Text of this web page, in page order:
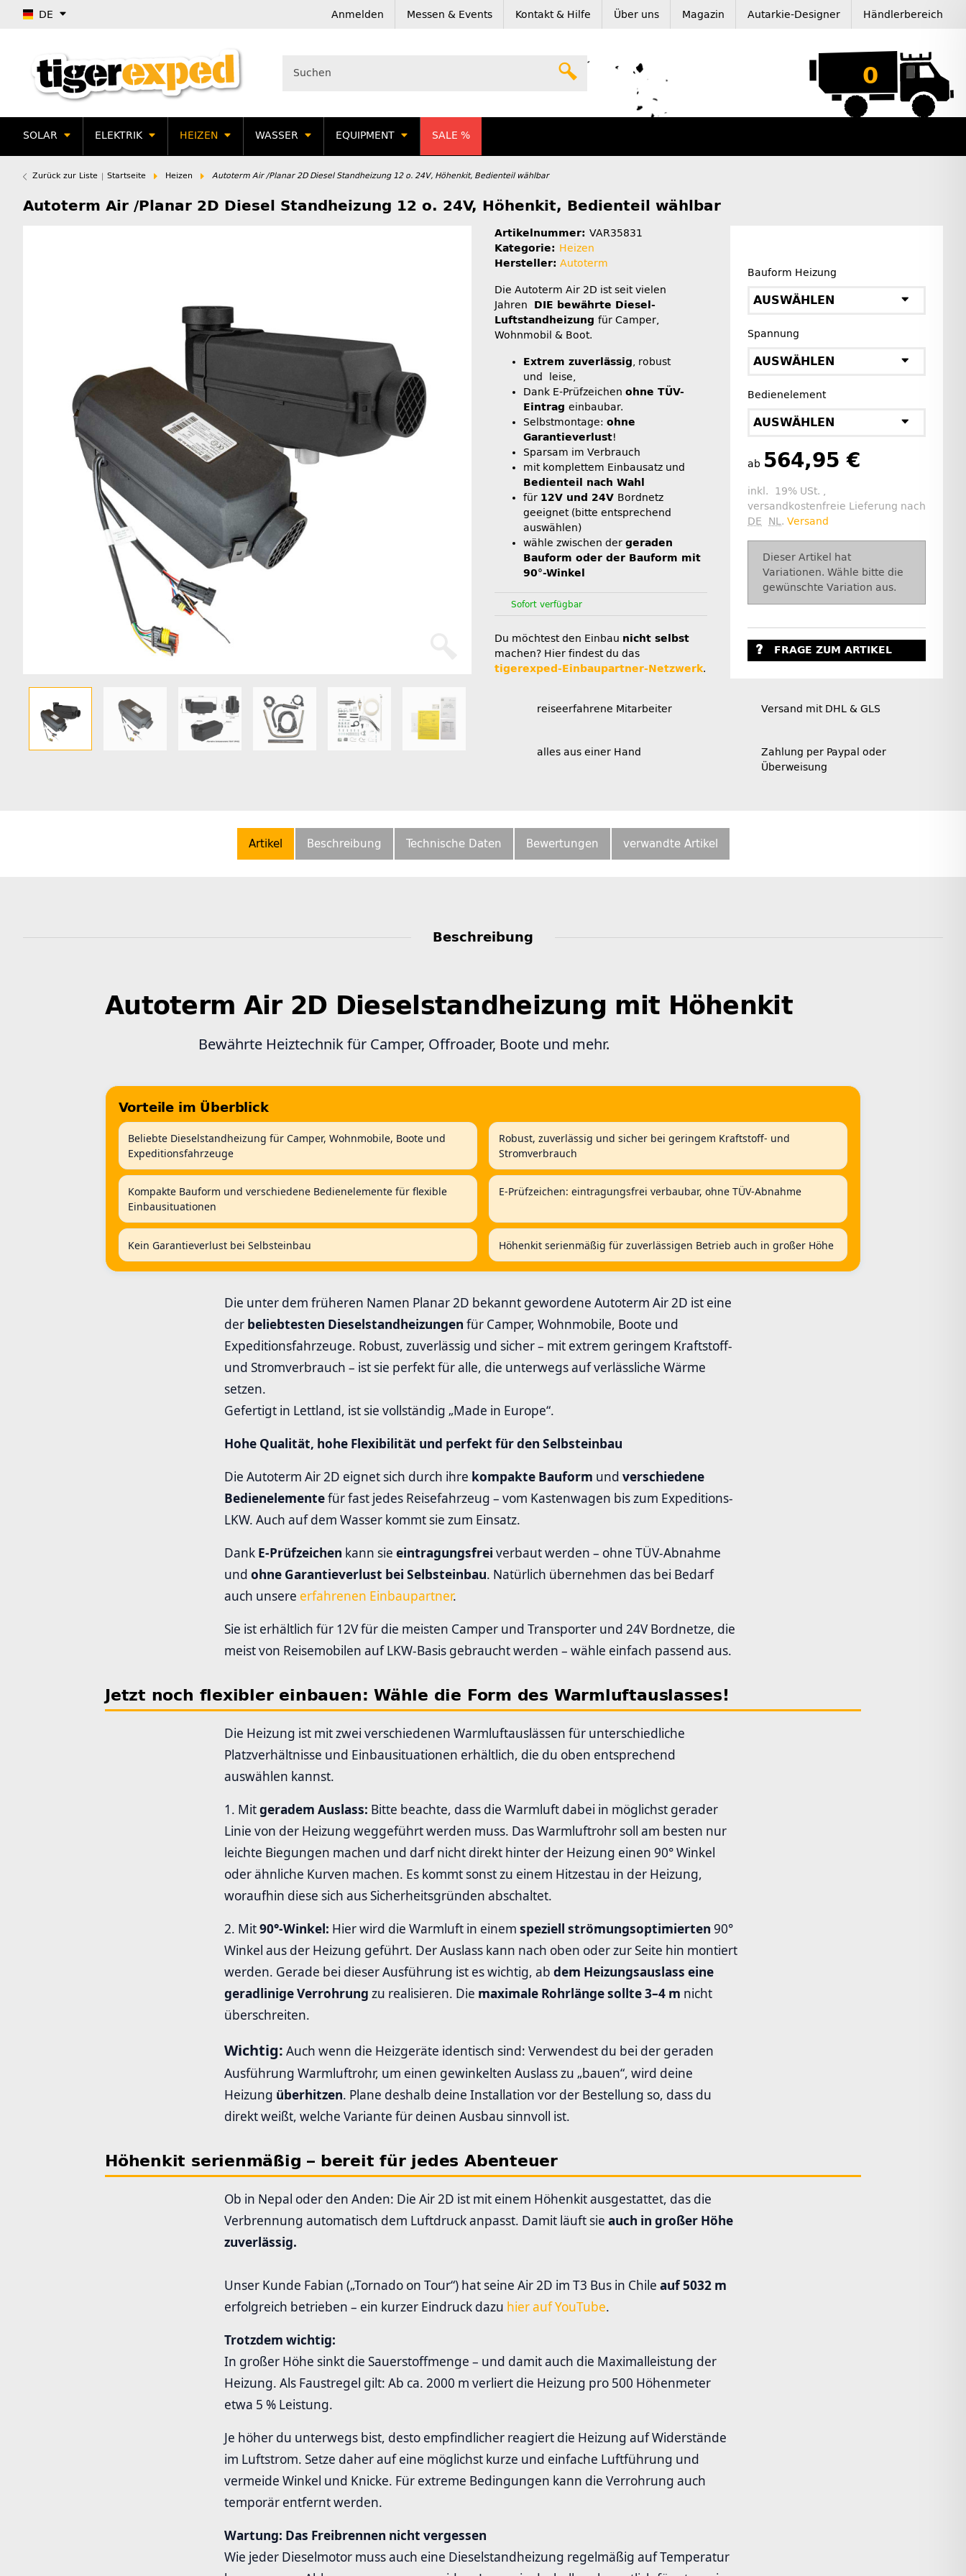
DE Anmelden Messen & Events Kontakt & Hilfe Über uns Magazin Autarkie-Designer Händlerbereich
0
SOLAR ELEKTRIK HEIZEN WASSER EQUIPMENT SALE %
Zurück zur Liste Startseite Heizen Autoterm Air /Planar 2D Diesel Standheizung 12 o. 24V, Höhenkit, Bedienteil wählbar
Autoterm Air /Planar 2D Diesel Standheizung 12 o. 24V, Höhenkit, Bedienteil wählbar
Artikelnummer: VAR35831
Kategorie: Heizen
Hersteller: Autoterm
Die Autoterm Air 2D ist seit vielen
Jahren DIE bewährte Diesel-
Luftstandheizung für Camper,
Wohnmobil & Boot.
Extrem zuverlässig, robust
und leise,
Dank E-Prüfzeichen ohne TÜV-
Eintrag einbaubar.
Selbstmontage: ohne
Garantieverlust!
Sparsam im Verbrauch
mit komplettem Einbausatz und
Bedienteil nach Wahl
für 12V und 24V Bordnetz
geeignet (bitte entsprechend
auswählen)
wähle zwischen der geraden
Bauform oder der Bauform mit
90°-Winkel
Sofort verfügbar
Du möchtest den Einbau nicht selbst
machen? Hier findest du das
tigerexped-Einbaupartner-Netzwerk.
Bauform Heizung
AUSWÄHLEN
Spannung
AUSWÄHLEN
Bedienelement
AUSWÄHLEN
ab 564,95 €
inkl. 19% USt. ,
versandkostenfreie Lieferung nach
DE
NL. Versand
x
Dieser Artikel hat
Variationen. Wähle bitte die
gewünschte Variation aus.
FRAGE ZUM ARTIKEL
reiseerfahrene Mitarbeiter Versand mit DHL & GLS
alles aus einer Hand
Zahlung per Paypal oder
Überweisung
Artikel Beschreibung Technische Daten Bewertungen verwandte Artikel
Beschreibung
Autoterm Air 2D Dieselstandheizung mit Höhenkit
Bewährte Heiztechnik für Camper, Offroader, Boote und mehr.
Vorteile im Überblick
Beliebte Dieselstandheizung für Camper, Wohnmobile, Boote und
Expeditionsfahrzeuge
Robust, zuverlässig und sicher bei geringem Kraftstoff- und
Stromverbrauch
Kompakte Bauform und verschiedene Bedienelemente für flexible
Einbausituationen
E-Prüfzeichen: eintragungsfrei verbaubar, ohne TÜV-Abnahme
Kein Garantieverlust bei Selbsteinbau Höhenkit serienmäßig für zuverlässigen Betrieb auch in großer Höhe
Die unter dem früheren Namen Planar 2D bekannt gewordene Autoterm Air 2D ist eine
der beliebtesten Dieselstandheizungen für Camper, Wohnmobile, Boote und
Expeditionsfahrzeuge. Robust, zuverlässig und sicher – mit extrem geringem Kraftstoff-
und Stromverbrauch – ist sie perfekt für alle, die unterwegs auf verlässliche Wärme
setzen.
Gefertigt in Lettland, ist sie vollständig „Made in Europe“.
Hohe Qualität, hohe Flexibilität und perfekt für den Selbsteinbau
Die Autoterm Air 2D eignet sich durch ihre kompakte Bauform und verschiedene
Bedienelementefür fast jedes Reisefahrzeug – vom Kastenwagen bis zum Expeditions-
LKW. Auch auf dem Wasser kommt sie zum Einsatz.
Dank E-Prüfzeichen kann sie eintragungsfrei verbaut werden – ohne TÜV-Abnahme
und ohne Garantieverlust bei Selbsteinbau. Natürlich übernehmen das bei Bedarf
auch unsere erfahrenen Einbaupartner.
Sie ist erhältlich für 12V für die meisten Camper und Transporter und 24V Bordnetze, die
meist von Reisemobilen auf LKW-Basis gebraucht werden – wähle einfach passend aus.
Jetzt noch flexibler einbauen: Wähle die Form des Warmluftauslasses!
Die Heizung ist mit zwei verschiedenen Warmluftauslässen für unterschiedliche
Platzverhältnisse und Einbausituationen erhältlich, die du oben entsprechend
auswählen kannst.
1. Mitgeradem Auslass: Bitte beachte, dass die Warmluft dabei in möglichst gerader
Linie von der Heizung weggeführt werden muss. Das Warmluftrohr soll am besten nur
leichte Biegungen machen und darf nicht direkt hinter der Heizung einen 90° Winkel
oder ähnliche Kurven machen. Es kommt sonst zu einem Hitzestau in der Heizung,
woraufhin diese sich aus Sicherheitsgründen abschaltet.
2. Mit90°-Winkel: Hier wird die Warmluft in einem speziell strömungsoptimierten 90°
Winkel aus der Heizung geführt. Der Auslass kann nach oben oder zur Seite hin montiert
werden. Gerade bei dieser Ausführung ist es wichtig, ab dem Heizungsauslass eine
geradlinige Verrohrung zu realisieren. Die maximale Rohrlänge sollte 3–4 m nicht
überschreiten.
Wichtig: Auch wenn die Heizgeräte identisch sind: Verwendest du bei der geraden
Ausführung Warmluftrohr, um einen gewinkelten Auslass zu „bauen“, wird deine
Heizung überhitzen. Plane deshalb deine Installation vor der Bestellung so, dass du
direkt weißt, welche Variante für deinen Ausbau sinnvoll ist.
Höhenkit serienmäßig – bereit für jedes Abenteuer
Ob in Nepal oder den Anden: Die Air 2D ist mit einem Höhenkit ausgestattet, das die
Verbrennung automatisch dem Luftdruck anpasst. Damit läuft sie auch in großer Höhe
zuverlässig.
Unser Kunde Fabian („Tornado on Tour“) hat seine Air 2D im T3 Bus in Chile auf 5032 m
erfolgreich betrieben – ein kurzer Eindruck dazu hier auf YouTube.
Trotzdem wichtig:
In großer Höhe sinkt die Sauerstoffmenge – und damit auch die Maximalleistung der
Heizung. Als Faustregel gilt: Ab ca. 2000 m verliert die Heizung pro 500 Höhenmeter
etwa 5 % Leistung.
Je höher du unterwegs bist, desto empfindlicher reagiert die Heizung auf Widerstände
im Luftstrom. Setze daher auf eine möglichst kurze und einfache Luftführung und
vermeide Winkel und Knicke. Für extreme Bedingungen kann die Verrohrung auch
temporär entfernt werden.
Wartung: Das Freibrennen nicht vergessen
Wie jeder Dieselmotor muss auch eine Dieselstandheizung regelmäßig auf Temperatur